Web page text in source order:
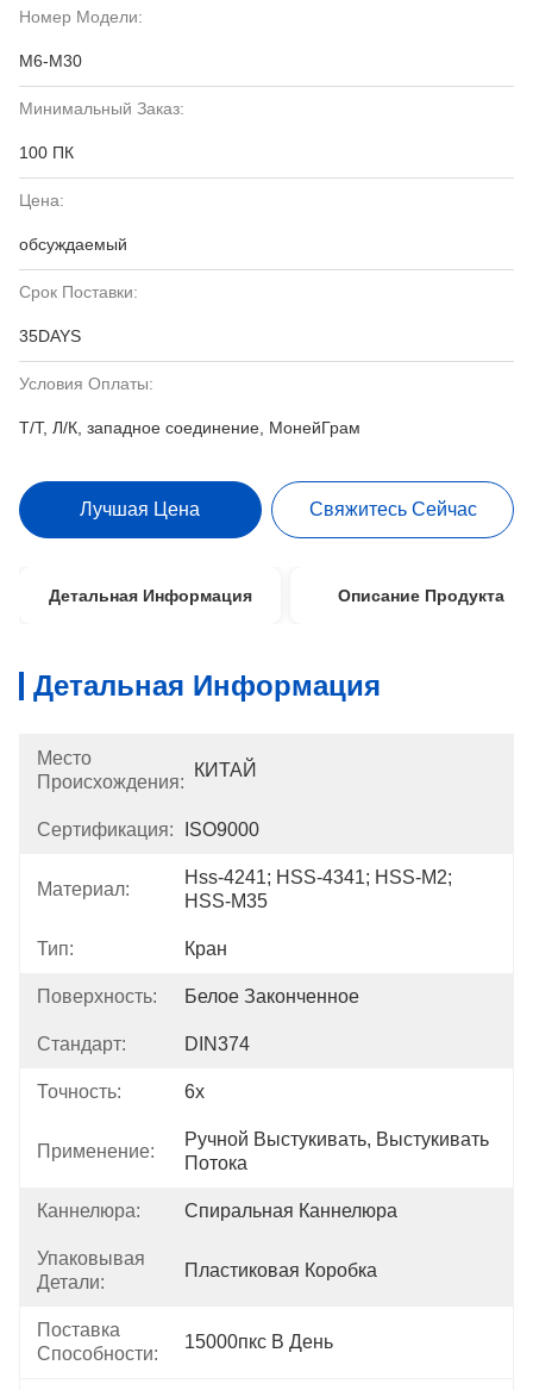
Номер Модели:
M6-M30
Минимальный Заказ:
100 ПК
Цена:
обсуждаемый
Срок Поставки:
35DAYS
Условия Оплаты:
Т/Т, Л/К, западное соединение, МонейГрам
Лучшая Цена Свяжитесь Сейчас
Детальная Информация Описание Продукта
Детальная Информация
Место
Происхождения:
КИТАЙ
Сертификация: ISO9000
Материал:
Hss-4241; HSS-4341; HSS-M2;
HSS-M35
Тип: Кран
Поверхность: Белое Законченное
Стандарт: DIN374
Точность: 6х
Применение:
Ручной Выстукивать, Выстукивать
Потока
Каннелюра: Спиральная Каннелюра
Упаковывая
Детали:
Пластиковая Коробка
Поставка
Способности:
15000пкс В День